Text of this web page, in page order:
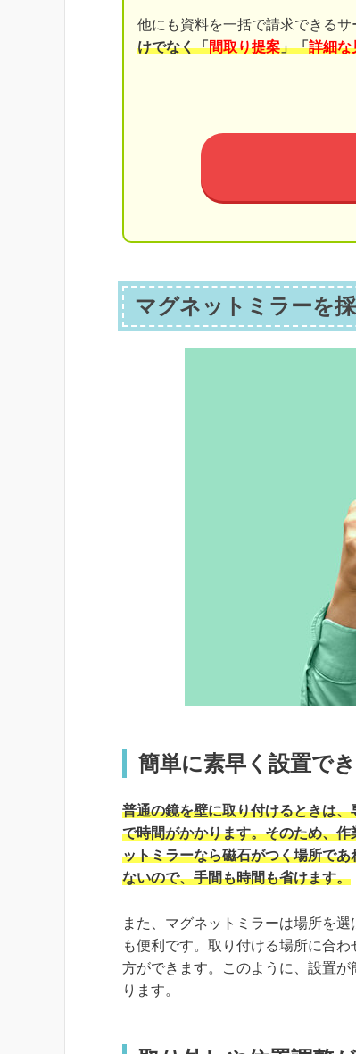
他にも資料を一括で請求できるサ
けでなく「間取り提案」「詳細な
マグネットミラーを
簡単に素早く設置で
普通の鏡を壁に取り付けるときは
で時間がかかります。そのため、
ットミラーなら磁石がつく場所で
ないので、手間も時間も省けます。
また、マグネットミラーは場所を
も便利です。取り付ける場所に合
方ができます。このように、設置
ります。